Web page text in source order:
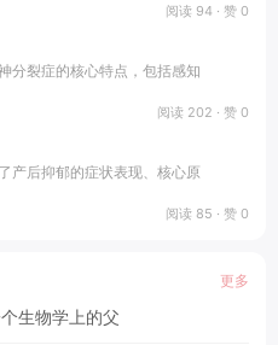
阅读 94 · 赞 0
分裂症的核心特点，包括感知
阅读 202 · 赞 0
产后抑郁的症状表现、核心原
阅读 85 · 赞 0
更多
生物学上的父